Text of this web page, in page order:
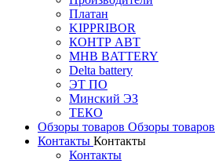
Платан
KIPPRIBOR
КОНТР АВТ
MHB BATTERY
Delta battery
ЭT ПО
Минский ЭЗ
ТЕКО
Обзоры товаров Обзоры товаров
Контакты Контакты
Контакты